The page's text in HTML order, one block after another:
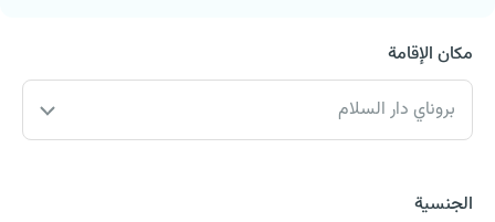
مكان الإقامة
بروناي دار السلام
الجنسية